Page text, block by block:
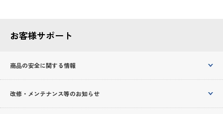
お客様サポート
商品の安全に関する情報
改修・メンテナンス等のお知らせ